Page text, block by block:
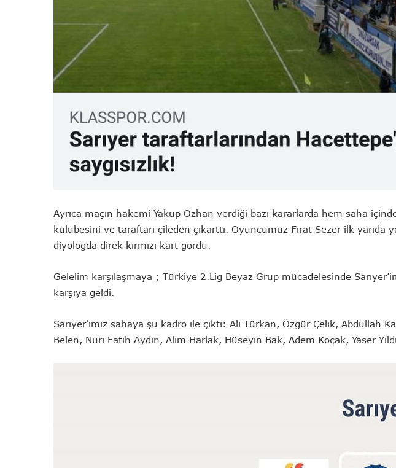
Ayrıca maçın hakemi Yakup Özhan verdiği bazı kararlarda hem saha
kulübesini ve taraftarı çileden çıkarttı. Oyuncumuz Fırat Sezer ilk yarıda
diyologda direk kırmızı kart gördü.
Gelelim karşılaşmaya ; Türkiye 2.Lig Beyaz Grup mücadelesinde
karşıya geldi.
Sarıyer’imiz sahaya şu kadro ile çıktı: Ali Türkan, Özgür Çelik, Abdullah
Belen, Nuri Fatih Aydın, Alim Harlak, Hüseyin Bak, Adem Koçak, Yaser